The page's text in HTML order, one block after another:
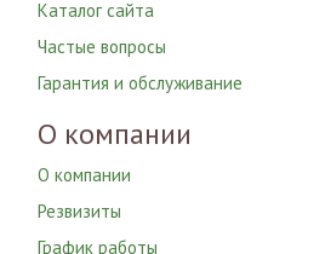
Каталог сайта
Частые вопросы
Гарантия и обслуживание
О компании
О компании
Резвизиты
График работы